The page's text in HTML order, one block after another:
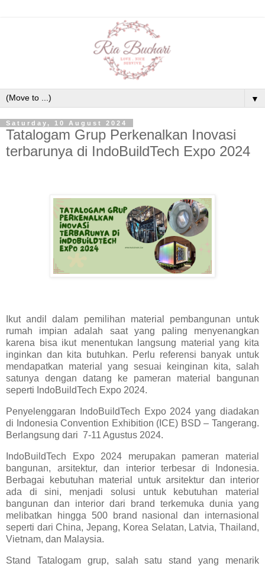
▼
Saturday, 10 August 2024
Tatalogam Grup Perkenalkan Inovasi
terbarunya di IndoBuildTech Expo 2024
Ikut andil dalam pemilihan material pembangunan untuk
rumah impian adalah saat yang paling menyenangkan
karena bisa ikut menentukan langsung material yang kita
inginkan dan kita butuhkan. Perlu referensi banyak untuk
mendapatkan material yang sesuai keinginan kita, salah
satunya dengan datang ke pameran material bangunan
seperti IndoBuildTech Expo 2024.
Penyelenggaran IndoBuildTech Expo 2024 yang diadakan
di Indonesia Convention Exhibition (ICE) BSD – Tangerang.
Berlangsung dari 7-11 Agustus 2024.
IndoBuildTech Expo 2024 merupakan pameran material
bangunan, arsitektur, dan interior terbesar di Indonesia.
Berbagai kebutuhan material untuk arsitektur dan interior
ada di sini, menjadi solusi untuk kebutuhan material
bangunan dan interior dari brand terkemuka dunia yang
melibatkan hingga 500 brand nasional dan internasional
seperti dari China, Jepang, Korea Selatan, Latvia, Thailand,
Vietnam, dan Malaysia.
Stand Tatalogam grup, salah satu stand yang menarik